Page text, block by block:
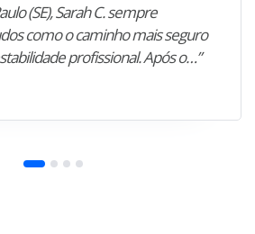
(SE), Sarah C. sempre
como o caminho mais seguro
profissional. Após o…”